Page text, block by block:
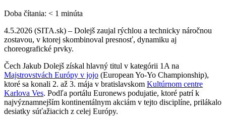
Doba čítania: < 1 minúta
4.5.2026 (SITA.sk) – Dolejš zaujal rýchlou a technicky náročnou
zostavou, v ktorej skombinoval presnosť, dynamiku aj
choreografické prvky.
Čech Jakub Dolejš získal hlavný titul v kategórii 1A na
Majstrovstvách Európy v jojo (European Yo-Yo Championship),
ktoré sa konali 2. až 3. mája v bratislavskom Kultúrnom centre
Karlova Ves. Podľa portálu Euronews podujatie, ktoré patrí k
najvýznamnejším kontinentálnym akciám v tejto disciplíne, prilákalo
desiatky súťažiacich z celej Európy.